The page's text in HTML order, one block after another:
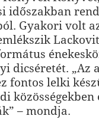
időszakban
Gyakori volt
dicséretét. „Az
fontos lelki
– mondja.